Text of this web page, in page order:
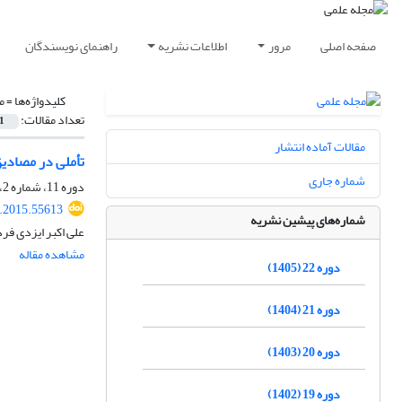
صفحه اصلی مرور اطلاعات نشریه راهنمای نویسندگان
کلیدواژه‌ها =
تعداد مقالات: 1
تأملی در
دوره 11، شماره 2، تابستان 1394، صفحه
علی اکبر ایزدی
مشاهده مقاله
مقالات آماده انتشار
شماره جاری
شماره‌های پیشین نشریه
دوره 22 (1405)
دوره 21 (1404)
دوره 20 (1403)
دوره 19 (1402)